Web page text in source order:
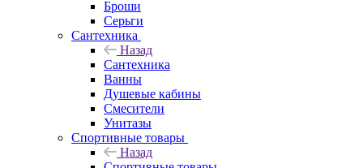
Броши
Серьги
Сантехника
Назад
Сантехника
Ванны
Душевые кабины
Смесители
Унитазы
Спортивные товары
Назад